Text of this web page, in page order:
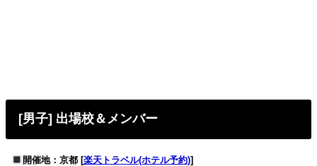
[男子] 出場校＆メンバー
開催地：京都 [楽天トラベル(ホテル予約)]